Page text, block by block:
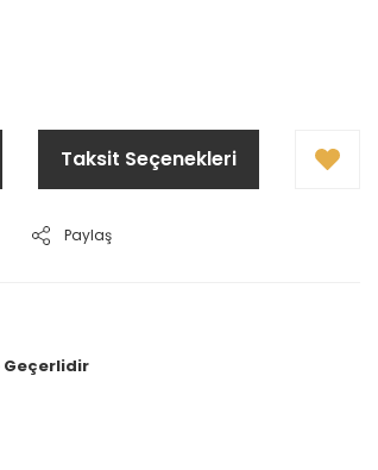
Taksit Seçenekleri
Paylaş
Geçerlidir